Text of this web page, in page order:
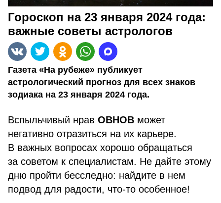
Гороскоп на 23 января 2024 года:
важные советы астрологов
Газета «На рубеже» публикует
астрологический прогноз для всех знаков
зодиака на 23 января 2024 года.
Вспыльчивый нрав ОВНОВ может
негативно отразиться на их карьере.
В важных вопросах хорошо обращаться
за советом к специалистам. Не дайте этому
дню пройти бесследно: найдите в нем
подвод для радости, что-то особенное!